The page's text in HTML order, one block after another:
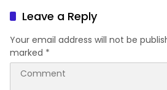
Leave a Reply
Your email address will not be
marked *